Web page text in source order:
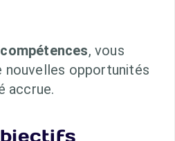
compétences, vous
nouvelles opportunités
accrue.